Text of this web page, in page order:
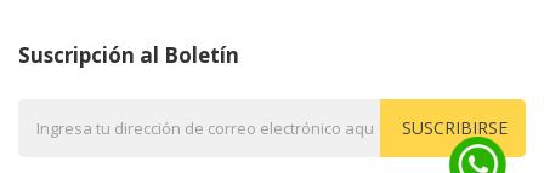
Suscripción al Boletín
SUSCRIBIRSE